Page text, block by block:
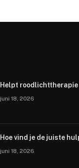
Helpt
juni 18, 2026
Hoe vind je de juiste
juni 18, 2026